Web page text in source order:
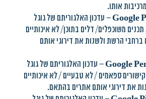
אותו.
Google – עדכון האלגוריתם של גוגל
משוכפלים/ דלים בתוכן/ לא איכותיים
ברחבי הרשת ולשנות את דירוגי אותם
Google – עדכון האלגוריתם של גוגל
ספאמים / לא טבעיים / לא איכותיים
את דירוגי אותם אתרים בהתאם.